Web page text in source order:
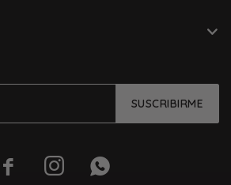
SUSCRIBIRME
  